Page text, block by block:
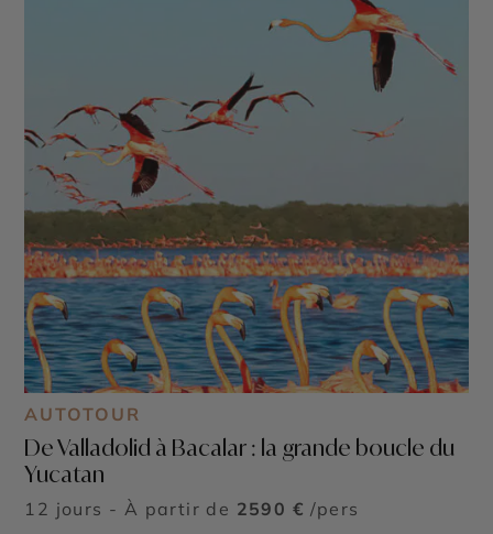
AUTOTOUR
De Valladolid à Bacalar : la grande boucle du
Yucatan
12 jours - À partir de 2590 € /pers